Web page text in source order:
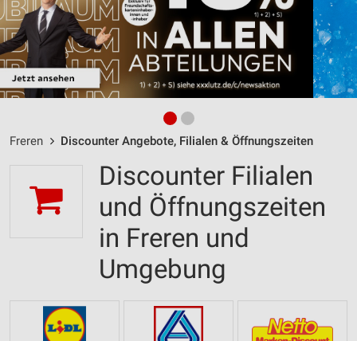
Freren Discounter Angebote, Filialen & Öffnungszeiten
Discounter Filialen
und Öffnungszeiten
in Freren und
Umgebung